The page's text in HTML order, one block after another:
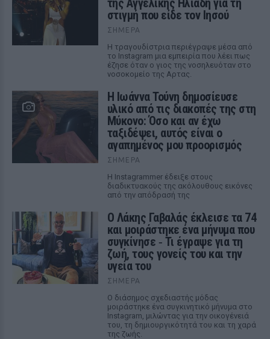
της Αγγελικής Ηλιάδη για τη
στιγμή που είδε τον Ιησού
ΣΉΜΕΡΑ
Η τραγουδίστρια περιέγραψε μέσα από
το Instagram μια εμπειρία που λέει πως
έζησε όταν ο γιος της νοσηλευόταν στο
νοσοκομείο της Αρτας.
Η Ιωάννα Τούνη δημοσίευσε
υλικό από τις διακοπές της στη
Μύκονο: Όσο και αν έχω
ταξιδέψει, αυτός είναι ο
αγαπημένος μου προορισμός
ΣΉΜΕΡΑ
Η Instagrammer έδειξε στους
διαδικτυακούς της ακόλουθους εικόνες
από την απόδρασή της
Ο Λάκης Γαβαλάς έκλεισε τα 74
και μοιράστηκε ένα μήνυμα που
συγκίνησε ‑ Τι έγραψε για τη
ζωή, τους γονείς του και την
υγεία του
ΣΉΜΕΡΑ
Ο διάσημος σχεδιαστής μόδας
μοιράστηκε ένα συγκινητικό μήνυμα στο
Instagram, μιλώντας για την οικογένειά
του, τη δημιουργικότητά του και τη χαρά
της ζωής.